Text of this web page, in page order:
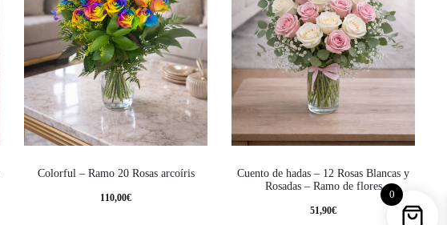
Colorful – Ramo 20 Rosas arcoíris
110,00€
Cuento de hadas – 12 Rosas Blancas y
Rosadas – Ramo de flores
51,90€
0